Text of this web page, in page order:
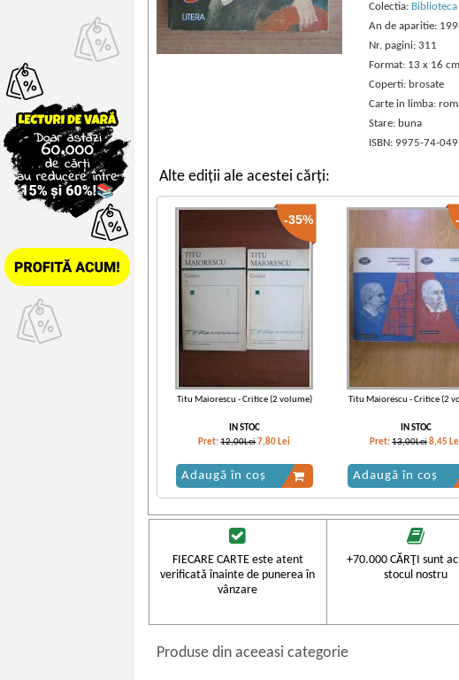
Colectia:
An de aparitie:
Nr. pagini: 311
Format: 13 x 16 cm
Coperti: brosate
Carte in limba:
Stare: buna
ISBN: 9975-74-
Alte ediții ale acestei cărți:
-35%
Titu Maiorescu - Critice (2 volume)
IN STOC
Pret:12,00Lei 7,80 Lei
Adaugă în coș
Titu Maiorescu - Critice (2
IN STOC
Pret:13,00Lei8,45
Adaugă în coș
-30%
FIECARE CARTE este atent
verificată înainte de punerea în
vânzare
+70.000 CĂRŢI sunt
stocul nostru
Produse din aceeasi categorie